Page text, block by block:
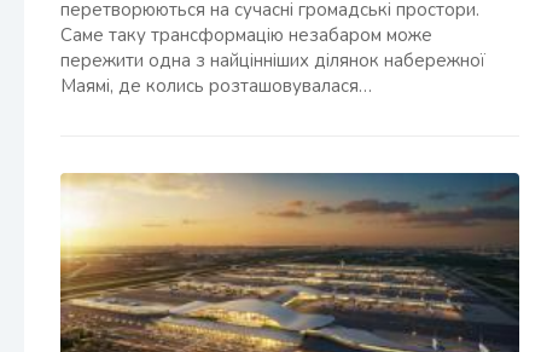
перетворюються на сучасні громадські простори.
Саме таку трансформацію незабаром може
пережити одна з найцінніших ділянок набережної
Маямі, де колись розташовувалася…